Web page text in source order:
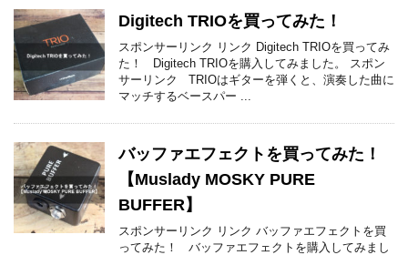
Digitech TRIOを買ってみた！
スポンサーリンク リンク Digitech TRIOを買ってみ
た！ Digitech TRIOを購入してみました。 スポン
サーリンク TRIOはギターを弾くと、演奏した曲に
マッチするベースパー ...
バッファエフェクトを買ってみた！
【Muslady MOSKY PURE
BUFFER】
スポンサーリンク リンク バッファエフェクトを買
ってみた！ バッファエフェクトを購入してみまし